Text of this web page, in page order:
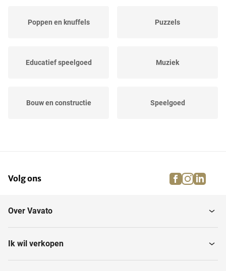
Poppen en knuffels Puzzels
Educatief speelgoed Muziek
Bouw en constructie Speelgoed
Volg ons facebook
Over Vavato
Ik wil verkopen